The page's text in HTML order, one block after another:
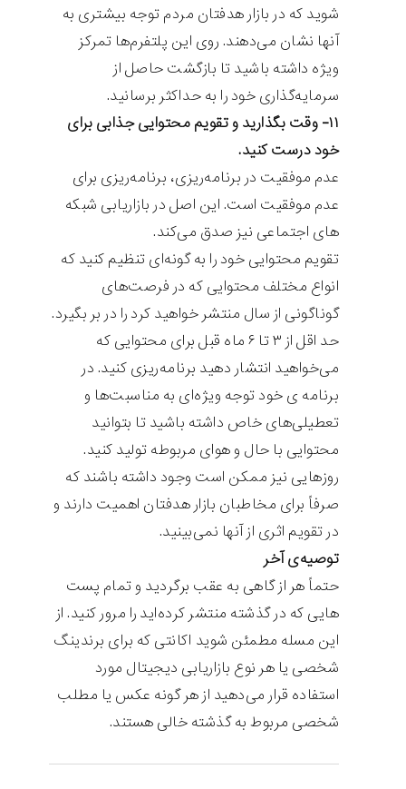
شوید که در بازار هدفتان مردم توجه بیشتری به
آنها نشان می‌دهند. روی این پلتفرم‌ها تمرکز
ویژه داشته باشید تا بازگشت حاصل از
سرمایه‌گذاری خود را به حداکثر برسانید.
۱۱- وقت بگذارید و تقویم محتوایی جذابی برای
خود درست کنید.
عدم موفقیت در برنامه‌ریزی، برنامه‌ریزی برای
عدم موفقیت است. این اصل در بازاریابی شبکه
های اجتماعی نیز صدق می‌کند.
تقویم محتوایی خود را به گونه‌ای تنظیم کنید که
انواع مختلف محتوایی که در فرصت‌های
گوناگونی از سال منتشر خواهید کرد را در بر بگیرد.
حد اقل از ۳ تا ۶ ماه قبل برای محتوایی که
می‌خواهید انتشار دهید برنامه‌ریزی کنید. در
برنامه ی خود توجه ویژه‌ای به مناسبت‌ها و
تعطیلی‌های خاص داشته باشید تا بتوانید
محتوایی با حال و هوای مربوطه تولید کنید.
روزهایی نیز ممکن است وجود داشته باشند که
صرفاً برای مخاطبان بازار هدفتان اهمیت دارند و
در تقویم اثری از آنها نمی‌بینید.
توصیه‌ی آخر
حتماً هر از گاهی به عقب برگردید و تمام پست
هایی که در گذشته منتشر کرده‌اید را مرور کنید. از
این مسله مطمئن شوید اکانتی که برای برندینگ
شخصی یا هر نوع بازاریابی دیجیتال مورد
استفاده قرار می‌دهید از هر گونه عکس یا مطلب
شخصی مربوط به گذشته خالی هستند.